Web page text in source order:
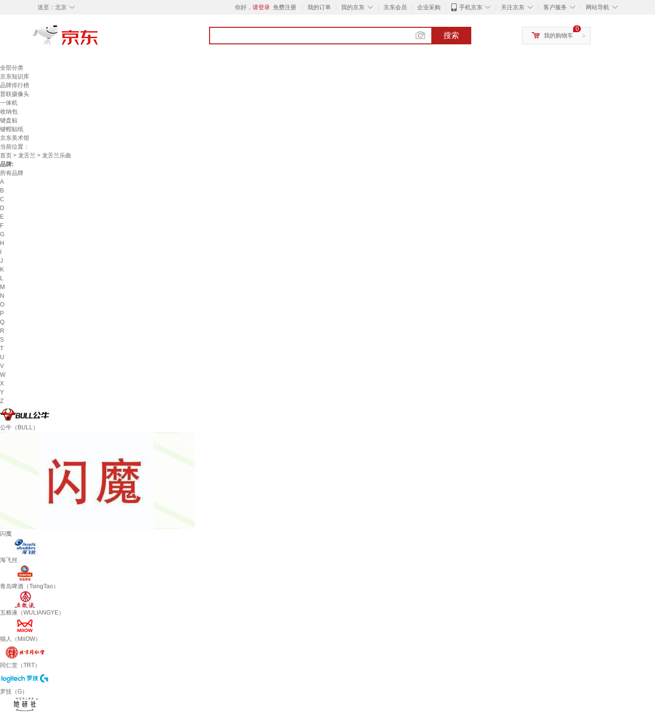
◇
送至： 北京 你好， 请登录 免费注册 我的订单 ◇
我的京东 京东会员 企业采购 ◇
手机京东 ◇
关注京东 ◇
客户服务 ◇
网站导航
搜索 >
0
我的购物车
全部分类
京东知识库
品牌排行榜
普联摄像头
一体机
收纳包
键盘贴
键帽贴纸
京东美术馆
当前位置：
首页 > 龙舌兰 > 龙舌兰乐曲
品牌:
所有品牌
A
B
C
D
E
F
G
H
J
K
L
M
N
O
P
Q
R
S
T
U
V
W
X
Y
Z
公牛（BULL）
闪魔
海飞丝
青岛啤酒（TsingTao）
五粮液（WULIANGYE）
猫人（MiiOW）
同仁堂（TRT）
罗技（G）